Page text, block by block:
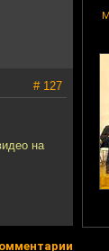
# 127
на